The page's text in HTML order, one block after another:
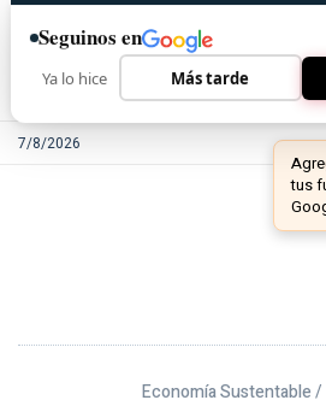
7/8/2026
Economía Sustentable /
Seguinos en
Ya lo hice Más tarde